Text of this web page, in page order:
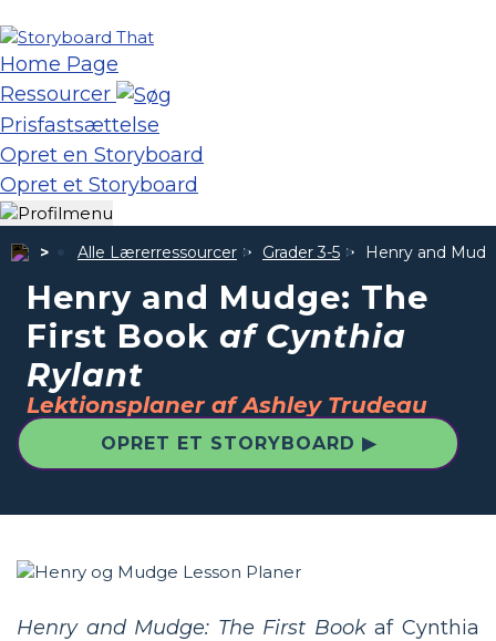
Home Page
Ressourcer
Prisfastsættelse
Opret en Storyboard
Opret et Storyboard
Alle Lærerressourcer Grader 3-5 Henry and
Henry and Mudge: The
First Book af Cynthia
Rylant
Lektionsplaner af Ashley Trudeau
OPRET ET STORYBOARD ▶
Henry and Mudge: The First Bookaf Cynthia